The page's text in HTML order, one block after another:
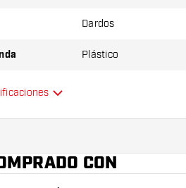
Dardos
Plástico
de dardos
CON